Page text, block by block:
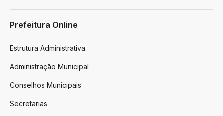
Prefeitura Online
Estrutura Administrativa
Administração Municipal
Conselhos Municipais
Secretarias